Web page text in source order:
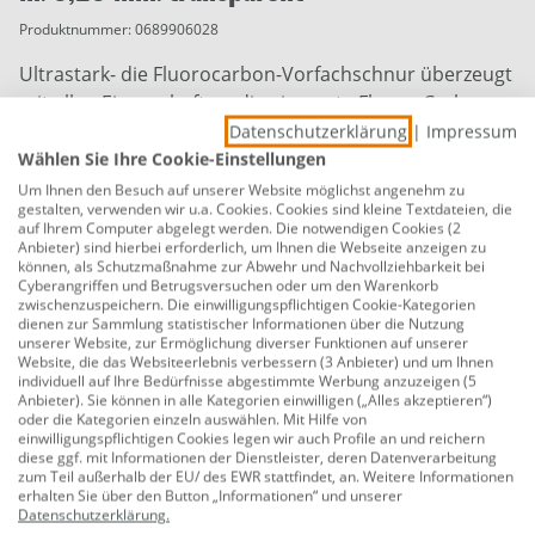
Produktnummer:0689906028
Ultrastark- die Fluorocarbon-Vorfachschnur überzeugt
mit allen Eigenschaften, die eine gute Fluoro-Carbon-
Schnur auszeichnen. Die Schnur ist im Wasser nahezu
unsichtbar. Durch ihre Idealdehnung und eine
Nassknotensicherheit von 100% sind Sie mit diesem
Produkt auf der sicheren Seite, um Ihren Fang sicher
an Land zu bringen.
Fluorocarbon
ultrastark
nahezu unsichtbar
Nassknotensicherheit
Ideldehnung
Herstellerinformationen: PALADIN GmbH & Co. KG |
Alte Ziegelei 24 | 51588 Nümbrecht-Elsenroth,
Datenschutzerklärung | Impressum
Wählen Sie Ihre Cookie-Einstellungen
Um Ihnen den Besuch auf unserer Website möglichst angenehm zu
gestalten, verwenden wir u.a. Cookies. Cookies sind kleine Textdateien, die
auf Ihrem Computer abgelegt werden. Die notwendigen Cookies (2
Anbieter) sind hierbei erforderlich, um Ihnen die Webseite anzeigen zu
können, als Schutzmaßnahme zur Abwehr und Nachvollziehbarkeit bei
Cyberangriffen und Betrugsversuchen oder um den Warenkorb
zwischenzuspeichern. Die einwilligungspflichtigen Cookie-Kategorien
dienen zur Sammlung statistischer Informationen über die Nutzung
unserer Website, zur Ermöglichung diverser Funktionen auf unserer
Website, die das Websiteerlebnis verbessern (3 Anbieter) und um Ihnen
individuell auf Ihre Bedürfnisse abgestimmte Werbung anzuzeigen (5
Anbieter). Sie können in alle Kategorien einwilligen („Alles akzeptieren“)
oder die Kategorien einzeln auswählen. Mit Hilfe von
einwilligungspflichtigen Cookies legen wir auch Profile an und reichern
diese ggf. mit Informationen der Dienstleister, deren Datenverarbeitung
zum Teil außerhalb der EU/ des EWR stattfindet, an. Weitere Informationen
erhalten Sie über den Button „Informationen“ und unserer
Datenschutzerklärung.